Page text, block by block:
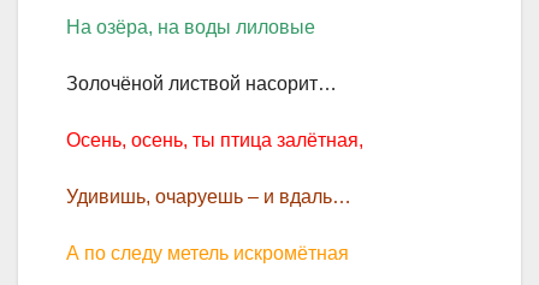
На озёра, на воды лиловые
Золочёной листвой насорит…
Осень, осень, ты птица залётная,
Удивишь, очаруешь – и вдаль…
А по следу метель искромётная